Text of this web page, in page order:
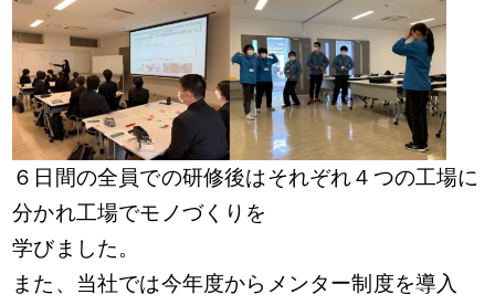
６日間の全員での研修後はそれぞれ４つの工場に
分かれ工場でモノづくりを
学びました。
また、当社では今年度からメンター制度を導入